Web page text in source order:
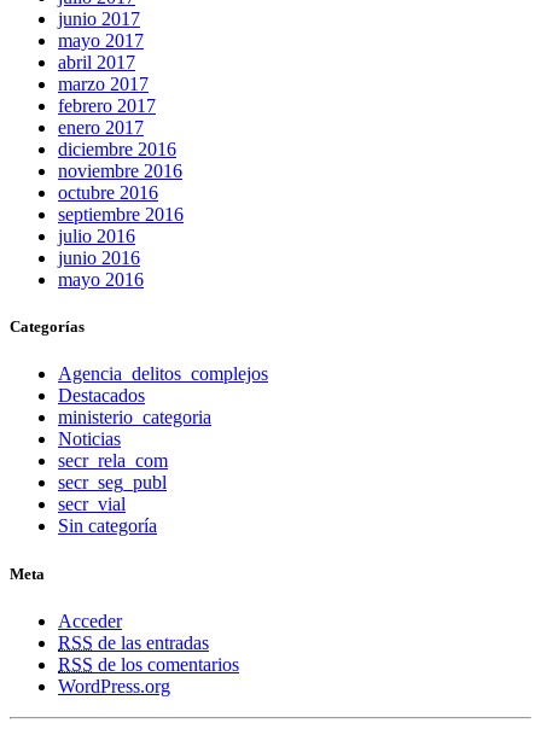
junio 2017
mayo 2017
abril 2017
marzo 2017
febrero 2017
enero 2017
diciembre 2016
noviembre 2016
octubre 2016
septiembre 2016
julio 2016
junio 2016
mayo 2016
Categorías
Agencia_delitos_complejos
Destacados
ministerio_categoria
Noticias
secr_rela_com
secr_seg_publ
secr_vial
Sin categoría
Meta
Acceder
RSS de las entradas
RSS de los comentarios
WordPress.org